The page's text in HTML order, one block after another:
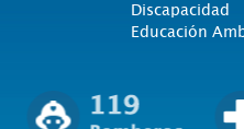
Discapacidad
Educación